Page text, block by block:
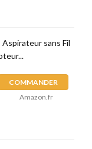
Aspirateur sans Fil
COMMANDER
Amazon.fr